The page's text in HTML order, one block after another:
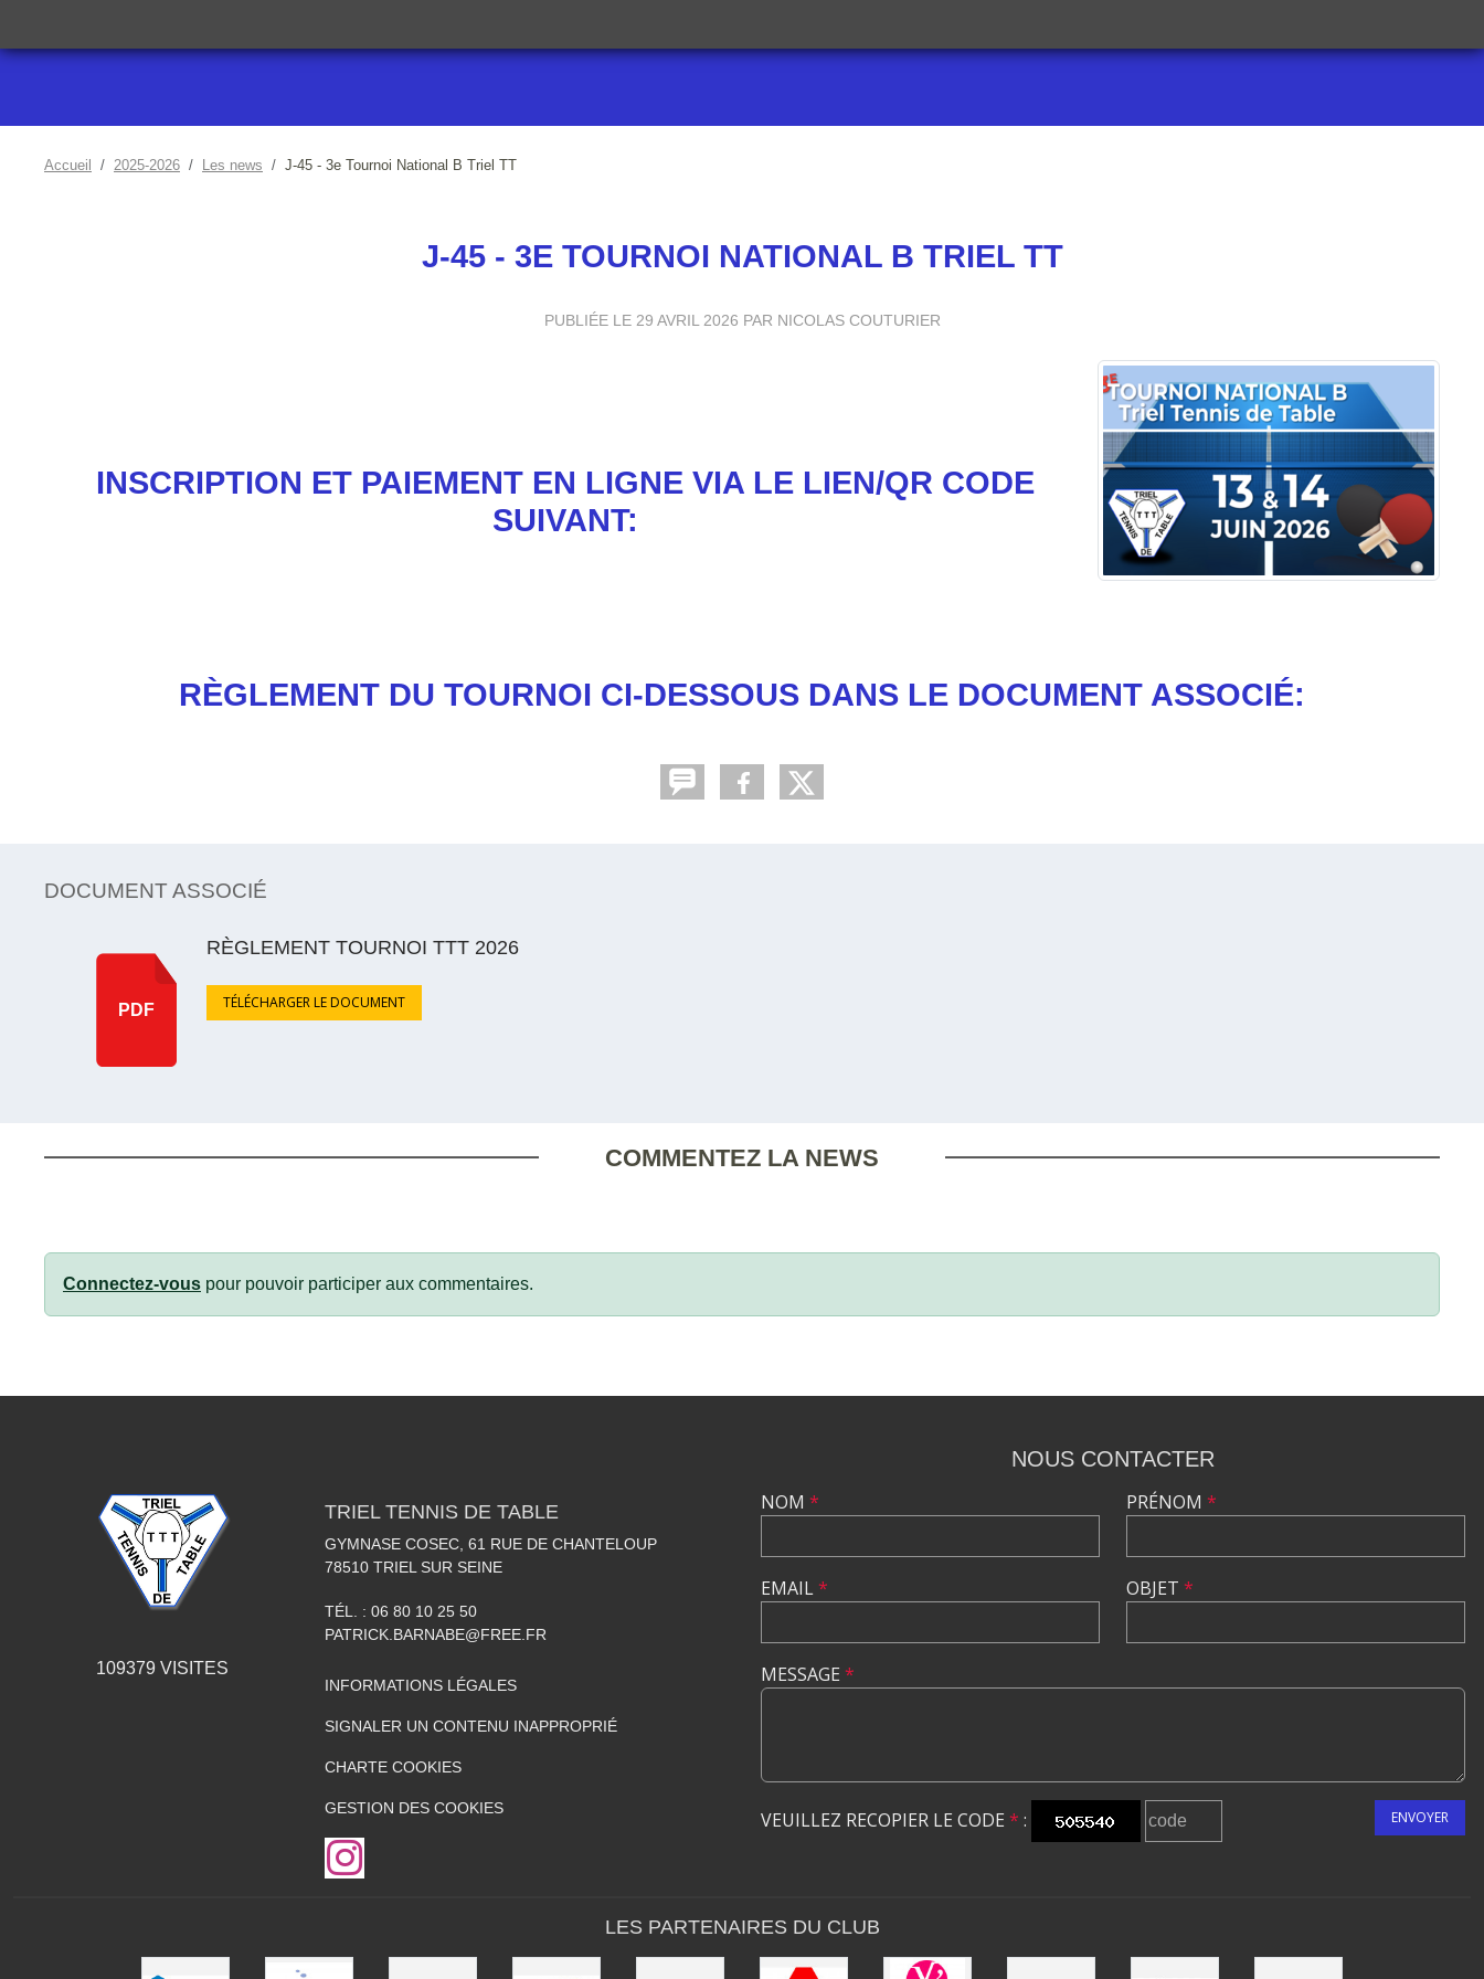
Accueil 2025-2026 Les news J-45 - 3e Tournoi National B Triel TT
J-45 - 3E TOURNOI NATIONAL B TRIEL TT
PUBLIÉE LE 29 AVRIL 2026 PAR NICOLAS COUTURIER
INSCRIPTION ET PAIEMENT EN LIGNE VIA LE LIEN/QR CODE
SUIVANT:
RÈGLEMENT DU TOURNOI CI-DESSOUS DANS LE DOCUMENT ASSOCIÉ:
DOCUMENT ASSOCIÉ
PDF
RÈGLEMENT TOURNOI TTT 2026
TÉLÉCHARGER LE DOCUMENT
COMMENTEZ LA NEWS
Connectez-vous pour pouvoir participer aux commentaires.
109379 VISITES
TRIEL TENNIS DE TABLE
GYMNASE COSEC, 61 RUE DE CHANTELOUP
78510 TRIEL SUR SEINE
TÉL. : 06 80 10 25 50
PATRICK.BARNABE@FREE.FR
INFORMATIONS LÉGALES
SIGNALER UN CONTENU INAPPROPRIÉ
CHARTE COOKIES
GESTION DES COOKIES
NOUS CONTACTER
NOM *
EMAIL*
PRÉNOM *
OBJET *
MESSAGE *
VEUILLEZ RECOPIER LE CODE * : ENVOYER
LES PARTENAIRES DU CLUB